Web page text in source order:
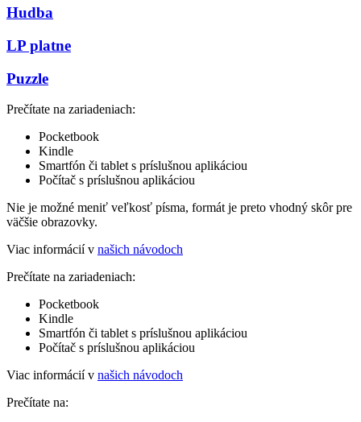
Hudba
LP platne
Puzzle
Prečítate na zariadeniach:
Pocketbook
Kindle
Smartfón či tablet s príslušnou aplikáciou
Počítač s príslušnou aplikáciou
Nie je možné meniť veľkosť písma, formát je preto vhodný skôr pre
väčšie obrazovky.
Viac informácií v našich návodoch
Prečítate na zariadeniach:
Pocketbook
Kindle
Smartfón či tablet s príslušnou aplikáciou
Počítač s príslušnou aplikáciou
Viac informácií v našich návodoch
Prečítate na: